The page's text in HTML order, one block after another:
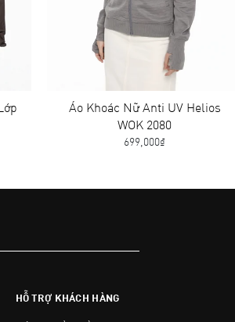
Áo Khoác Nữ Anti UV Helios
WOK 2080
699,000₫
HỖ TRỢ KHÁCH HÀNG